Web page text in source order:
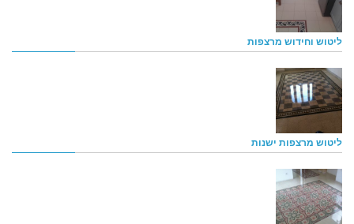
ליטוש וחידוש מרצפות
ליטוש מרצפות ישנות